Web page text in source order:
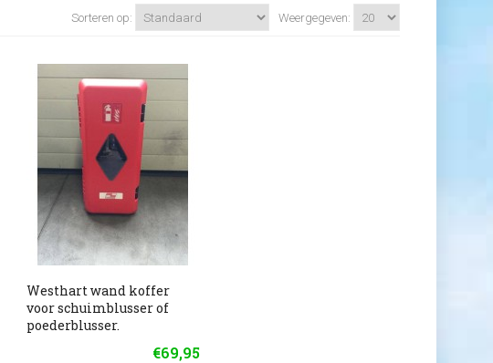
Weergegeven:
Sorteren op:
Westhart wand koffer
voor schuimblusser of
poederblusser.
€69,95